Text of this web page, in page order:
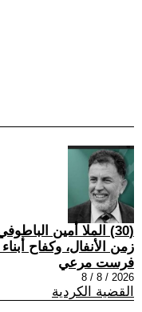
(30) الملا أمين
زمن الأنفال، وكفاح أبناء
فرست مرعي
2026 / 8 / 8
القضية الكردية